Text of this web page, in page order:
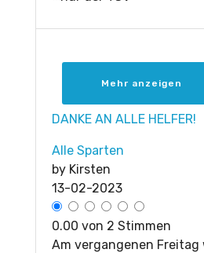
Mehr anzeigen
DANKE AN ALLE HELFER!
Alle Sparten
by Kirsten
13-02-2023
0.00 von 2 Stimmen
Am vergangenen Freitag